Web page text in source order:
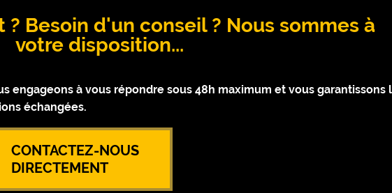
? Besoin d'un conseil ? Nous sommes à
votre disposition...
engageons à vous répondre sous 48h maximum et vous
échangées.
CONTACTEZ-NOUS
DIRECTEMENT